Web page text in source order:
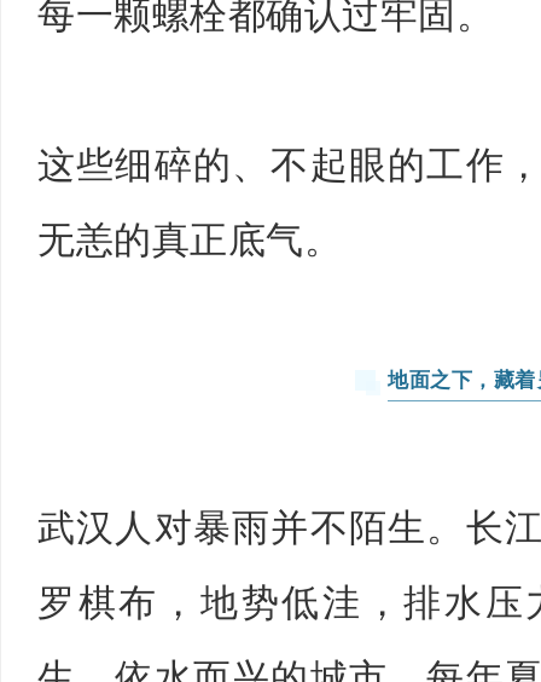
每一颗螺栓都确认过牢固。
这些细碎的、不起眼的工作
无恙的真正底气。
地面之下，藏
武汉人对暴雨并不陌生。长
罗棋布，地势低洼，排水